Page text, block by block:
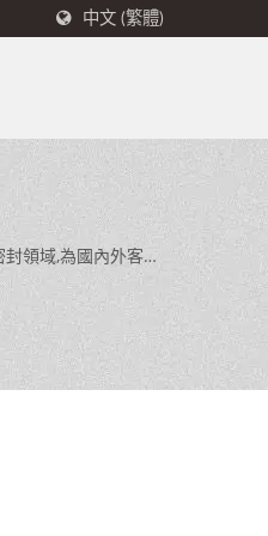
中文 (繁體)
領域,為國內外客戶